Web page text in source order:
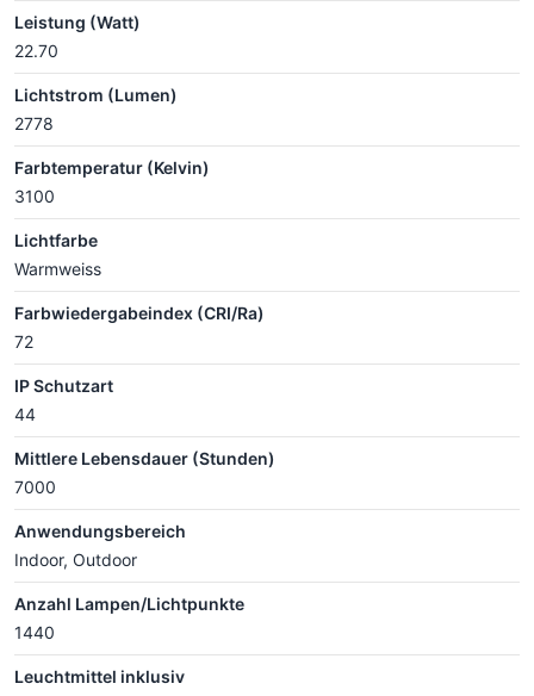
Leistung (Watt)
22.70
Lichtstrom (Lumen)
2778
Farbtemperatur (Kelvin)
3100
Lichtfarbe
Warmweiss
Farbwiedergabeindex (CRI/Ra)
72
IP Schutzart
44
Mittlere Lebensdauer (Stunden)
7000
Anwendungsbereich
Indoor, Outdoor
Anzahl Lampen/Lichtpunkte
1440
Leuchtmittel inklusiv